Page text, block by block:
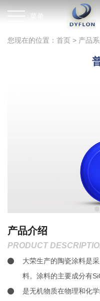
菜单
您现在的位置： 首页 > 产品系
产品介绍
PRODUCT
大荣生产的陶瓷涂料是
料。涂料的主要成分有
是无机物质在物理和化